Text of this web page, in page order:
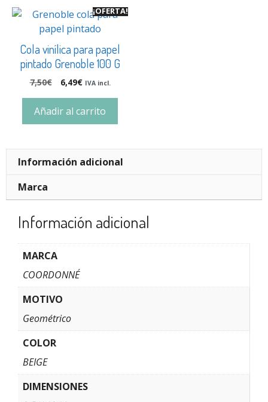
¡OFERTA!
Cola vinílica para papel
pintado Grenoble 100 G
7,50€ 6,49€ IVA incl.
Añadir al carrito
Información adicional
Marca
Información adicional
MARCA
COORDONNÉ
MOTIVO
Geométrico
COLOR
BEIGE
DIMENSIONES